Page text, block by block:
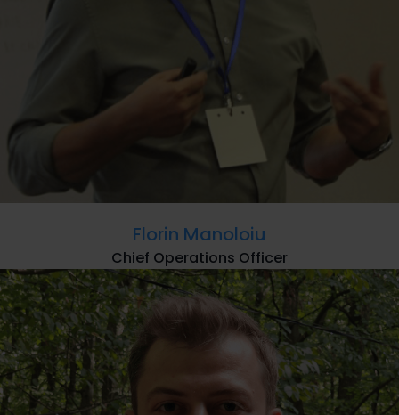
Florin Manoloiu
Chief Operations Officer